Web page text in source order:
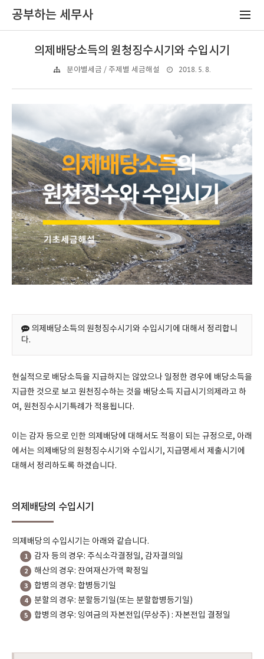
공부하는 세무사
의제배당소득의 원청징수시기와 수입시기
분야별세금 / 주제별 세금해설 2018. 5. 8.
의제배당소득의 원청징수시기와 수입시기에 대해서 정리합니
다.
현실적으로 배당소득을 지급하지는 않았으나 일정한 경우에 배당소득을
지급한 것으로 보고 원천징수하는 것을 배당소득 지급시기의제라고 하
여, 원천징수시기특례가 적용됩니다.
이는 감자 등으로 인한 의제배당에 대해서도 적용이 되는 규정으로, 아래
에서는 의제배당의 원청징수시기와 수입시기, 지급명세서 제출시기에
대해서 정리하도록 하겠습니다.
의제배당의 수입시기
의제배당의 수입시기는 아래와 같습니다.
1 감자 등의 경우: 주식소각결정일, 감자결의일
2 해산의 경우: 잔여재산가액 확정일
3 합병의 경우: 합병등기일
4 분할의 경우: 분할등기일(또는 분할합병등기일)
5 합병의 경우: 잉여금의 자본전입(무상주) : 자본전입 결정일